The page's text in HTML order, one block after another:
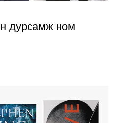
дурсамж ном